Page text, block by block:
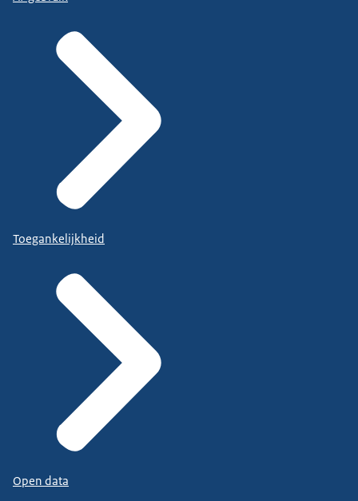
Toegankelijkheid
Open data